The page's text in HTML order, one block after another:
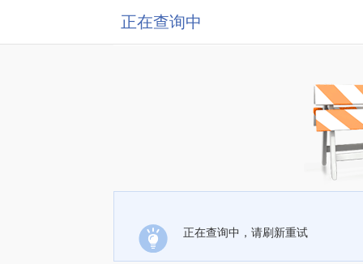
正在查询中
正在查询中，请刷新重试